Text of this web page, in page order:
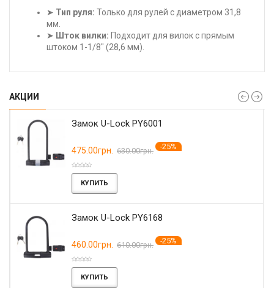
➤ Тип руля: Только для рулей с диаметром 31,8
мм.
➤ Шток вилки: Подходит для вилок с прямым
штоком 1-1/8" (28,6 мм).
АКЦИИ
Замок U-Lock PY6001
475.00грн. 630.00грн. -25%
КУПИТЬ
Замок U-Lock PY6168
460.00грн. 610.00грн. -25%
КУПИТЬ